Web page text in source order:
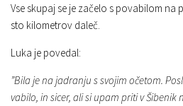
Vse skupaj se je začelo s povabilom na
sto kilometrov daleč.
Luka je povedal:
”Bila je na jadranju s svojim očetom.
vabilo, in sicer, ali si upam priti v Šibenik